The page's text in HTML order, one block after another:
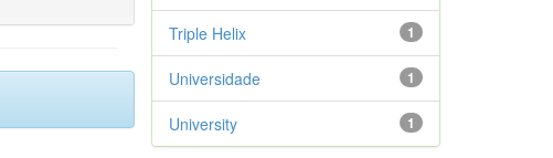
1
Triple Helix
1
Universidade
1
University